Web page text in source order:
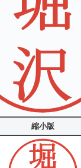
縮小版